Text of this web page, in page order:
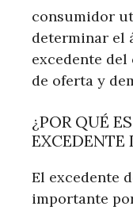
consumidor
determinar el
excedente
de oferta y
¿POR QUÉ
EXCEDENTE
El excedente
importante